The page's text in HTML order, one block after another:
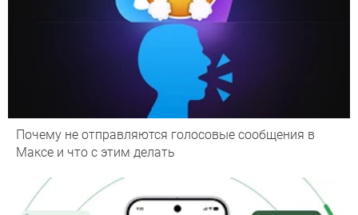
Почему не отправляются голосовые сообщения в
Максе и что с этим делать